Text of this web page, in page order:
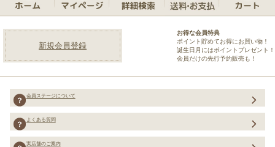
新規会員登録
お得な会員特典
ポイント貯めてお得にお買い物！
誕生日月にはポイントプレゼント！
会員だけの先行予約販売も！
会員ステージについて
よくある質問
実店舗のご案内